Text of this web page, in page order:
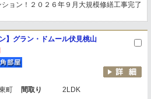
ョン！２０２６年９月大規模修繕工事完了
】グラン・ドムール伏見桃山
町 間取り 2LDK